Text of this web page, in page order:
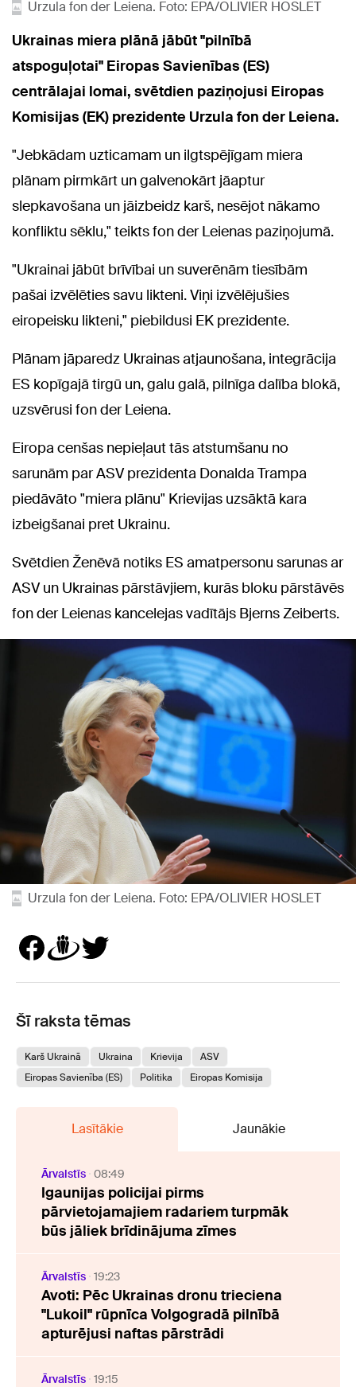
Urzula fon der Leiena. Foto: EPA/OLIVIER HOSLET
Ukrainas miera plānā jābūt "pilnībā
atspoguļotai" Eiropas Savienības (ES)
centrālajai lomai, svētdien paziņojusi Eiropas
Komisijas (EK) prezidente Urzula fon der Leiena.
"Jebkādam uzticamam un ilgtspējīgam miera
plānam pirmkārt un galvenokārt jāaptur
slepkavošana un jāizbeidz karš, nesējot nākamo
konfliktu sēklu," teikts fon der Leienas paziņojumā.
"Ukrainai jābūt brīvībai un suverēnām tiesībām
pašai izvēlēties savu likteni. Viņi izvēlējušies
eiropeisku likteni," piebildusi EK prezidente.
Plānam jāparedz Ukrainas atjaunošana, integrācija
ES kopīgajā tirgū un, galu galā, pilnīga dalība blokā,
uzsvērusi fon der Leiena.
Eiropa cenšas nepieļaut tās atstumšanu no
sarunām par ASV prezidenta Donalda Trampa
piedāvāto "miera plānu" Krievijas uzsāktā kara
izbeigšanai pret Ukrainu.
Svētdien Ženēvā notiks ES amatpersonu sarunas ar
ASV un Ukrainas pārstāvjiem, kurās bloku pārstāvēs
fon der Leienas kancelejas vadītājs Bjerns Zeiberts.
Urzula fon der Leiena. Foto: EPA/OLIVIER HOSLET
Šī raksta tēmas
Karš Ukrainā Ukraina Krievija
ASV
Eiropas Savienība (ES)
Politika Eiropas Komisija
Lasītākie Jaunākie
Ārvalstīs 08:49
Igaunijas policijai pirms
pārvietojamajiem radariem turpmāk
būs jāliek brīdinājuma zīmes
Ārvalstīs 19:23
Avoti: Pēc Ukrainas dronu trieciena
"Lukoil" rūpnīca Volgogradā pilnībā
apturējusi naftas pārstrādi
Ārvalstīs 19:15